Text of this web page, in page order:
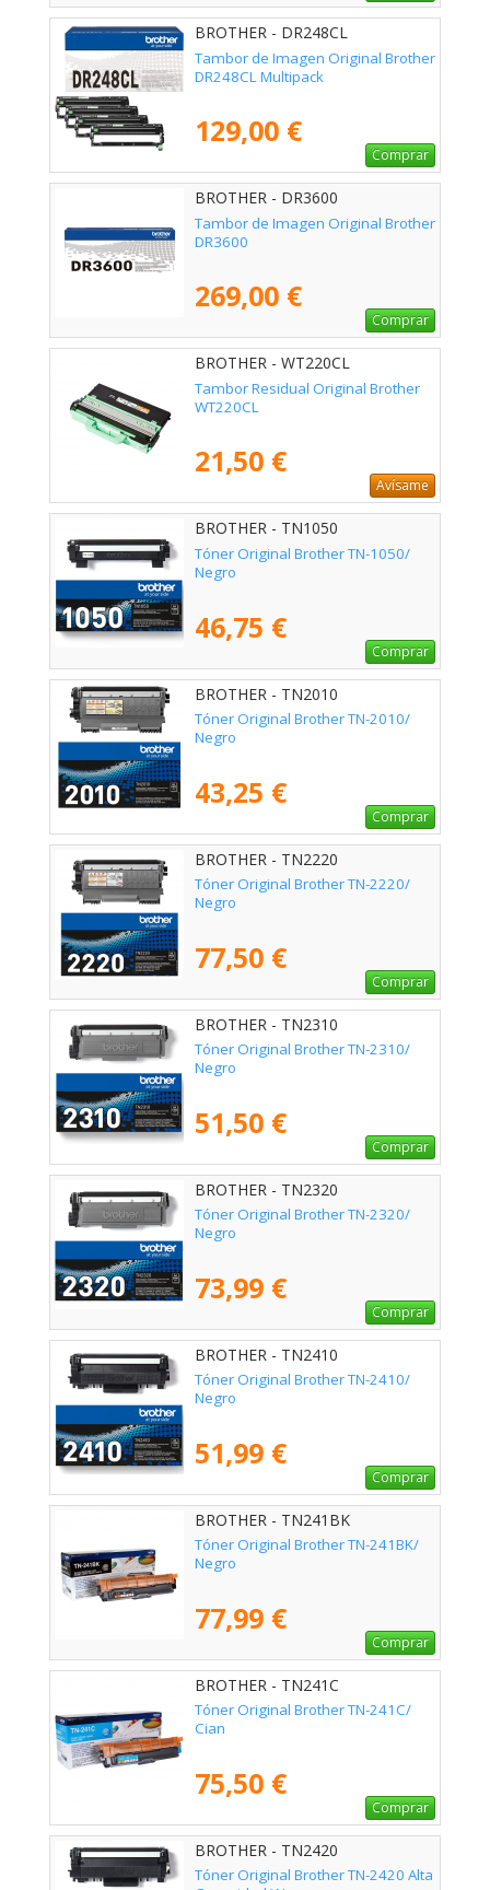
BROTHER - DR248CL
Tambor de Imagen Original Brother
DR248CL Multipack
129,00 €
Comprar
BROTHER - DR3600
Tambor de Imagen Original Brother
DR3600
269,00 €
Comprar
BROTHER - WT220CL
Tambor Residual Original Brother
WT220CL
21,50 €
Avísame
BROTHER - TN1050
Tóner Original Brother TN-1050/
Negro
46,75 €
Comprar
BROTHER - TN2010
Tóner Original Brother TN-2010/
Negro
43,25 €
Comprar
BROTHER - TN2220
Tóner Original Brother TN-2220/
Negro
77,50 €
Comprar
BROTHER - TN2310
Tóner Original Brother TN-2310/
Negro
51,50 €
Comprar
BROTHER - TN2320
Tóner Original Brother TN-2320/
Negro
73,99 €
Comprar
BROTHER - TN2410
Tóner Original Brother TN-2410/
Negro
51,99 €
Comprar
BROTHER - TN241BK
Tóner Original Brother TN-241BK/
Negro
77,99 €
Comprar
BROTHER - TN241C
Tóner Original Brother TN-241C/
Cian
75,50 €
Comprar
BROTHER - TN2420
Tóner Original Brother TN-2420 Alta